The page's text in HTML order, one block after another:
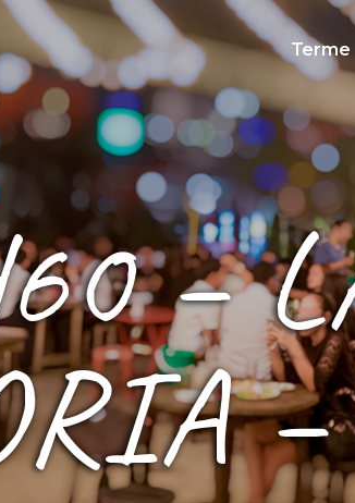
Terme
–